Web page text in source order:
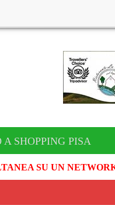
SHOPPING PISA
SU UN